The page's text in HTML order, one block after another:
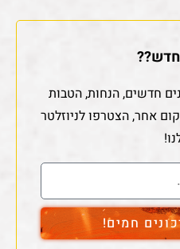
חדשים, הנחות, הטבות
אחר, הצטרפו לניוזלטר
חמים!